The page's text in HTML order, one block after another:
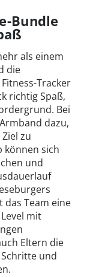
Bundle
als einem
die
Tracker
richtig Spaß,
Bei
dazu,
zu
können sich
und
das Team eine
mit
Eltern die
und